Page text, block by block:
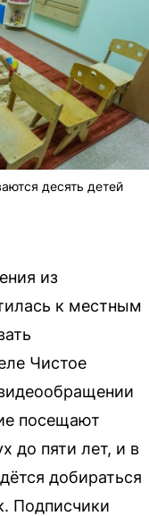
десять детей
из
к местным
Чистое
посещают
до пяти лет, и в
добираться
Подписчики